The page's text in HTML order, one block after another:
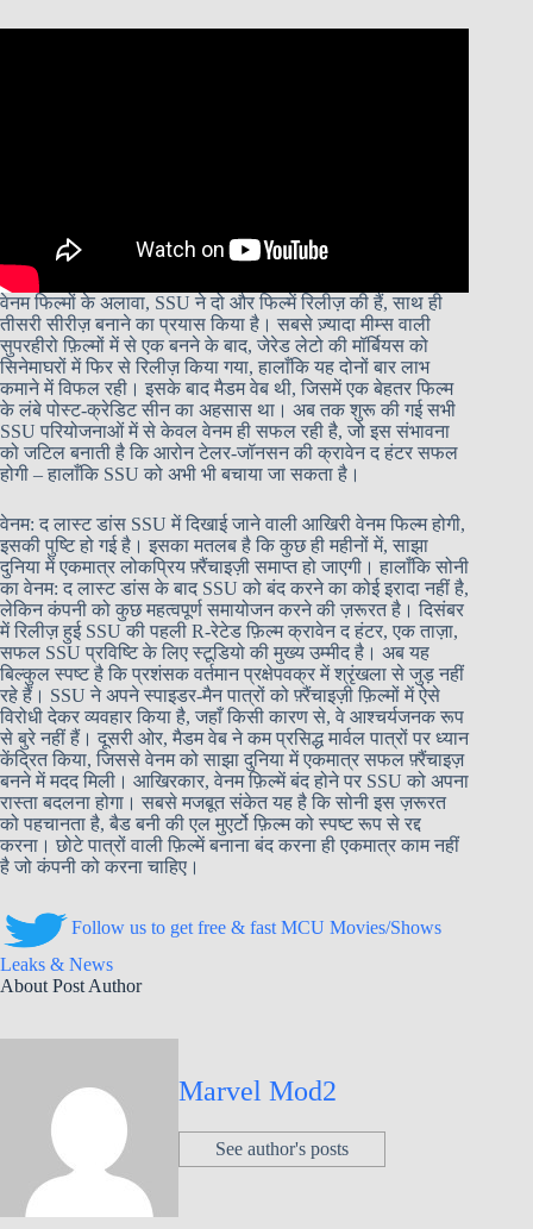
वेनम फिल्मों के अलावा, SSU ने दो और फिल्में रिलीज़ की हैं, साथ ही
तीसरी सीरीज़ बनाने का प्रयास किया है। सबसे ज़्यादा मीम्स वाली
सुपरहीरो फ़िल्मों में से एक बनने के बाद, जेरेड लेटो की मॉर्बियस को
सिनेमाघरों में फिर से रिलीज़ किया गया, हालाँकि यह दोनों बार लाभ
कमाने में विफल रही। इसके बाद मैडम वेब थी, जिसमें एक बेहतर फिल्म
के लंबे पोस्ट-क्रेडिट सीन का अहसास था। अब तक शुरू की गई सभी
SSU परियोजनाओं में से केवल वेनम ही सफल रही है, जो इस संभावना
को जटिल बनाती है कि आरोन टेलर-जॉनसन की क्रावेन द हंटर सफल
होगी – हालाँकि SSU को अभी भी बचाया जा सकता है।
वेनम: द लास्ट डांस SSU में दिखाई जाने वाली आखिरी वेनम फिल्म होगी,
इसकी पुष्टि हो गई है। इसका मतलब है कि कुछ ही महीनों में, साझा
दुनिया में एकमात्र लोकप्रिय फ़्रैंचाइज़ी समाप्त हो जाएगी। हालाँकि सोनी
का वेनम: द लास्ट डांस के बाद SSU को बंद करने का कोई इरादा नहीं है,
लेकिन कंपनी को कुछ महत्वपूर्ण समायोजन करने की ज़रूरत है। दिसंबर
में रिलीज़ हुई SSU की पहली R-रेटेड फ़िल्म क्रावेन द हंटर, एक ताज़ा,
सफल SSU प्रविष्टि के लिए स्टूडियो की मुख्य उम्मीद है। अब यह
बिल्कुल स्पष्ट है कि प्रशंसक वर्तमान प्रक्षेपवक्र में श्रृंखला से जुड़ नहीं
रहे हैं। SSU ने अपने स्पाइडर-मैन पात्रों को फ़्रैंचाइज़ी फ़िल्मों में ऐसे
विरोधी देकर व्यवहार किया है, जहाँ किसी कारण से, वे आश्चर्यजनक रूप
से बुरे नहीं हैं। दूसरी ओर, मैडम वेब ने कम प्रसिद्ध मार्वल पात्रों पर ध्यान
केंद्रित किया, जिससे वेनम को साझा दुनिया में एकमात्र सफल फ़्रैंचाइज़
बनने में मदद मिली। आखिरकार, वेनम फ़िल्में बंद होने पर SSU को अपना
रास्ता बदलना होगा। सबसे मजबूत संकेत यह है कि सोनी इस ज़रूरत
को पहचानता है, बैड बनी की एल मुएर्टो फ़िल्म को स्पष्ट रूप से रद्द
करना। छोटे पात्रों वाली फ़िल्में बनाना बंद करना ही एकमात्र काम नहीं
है जो कंपनी को करना चाहिए।
Follow us to get free & fast MCU Movies/Shows
Leaks & News
About Post Author
Marvel Mod2
See author's posts